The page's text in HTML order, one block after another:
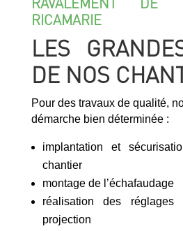
RICAMARIE
LES
DE NOS
Pour des travaux de qualité,
démarche bien déterminée :
implantation et
chantier
montage de l’échafaudage
réalisation des
projection